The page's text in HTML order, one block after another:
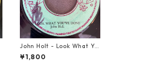
John Holt - Look What Yo
u've Done【7-21817】
¥1,800